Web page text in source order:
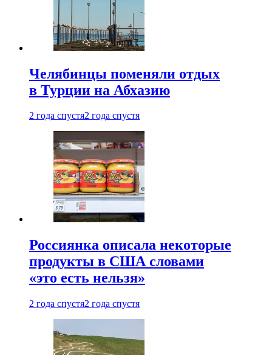
Челябинцы поменяли отдых
в Турции на Абхазию
2 года спустя2 года спустя
Россиянка описала некоторые
продукты в США словами
«это есть нельзя»
2 года спустя2 года спустя